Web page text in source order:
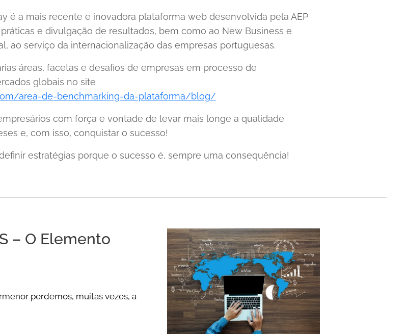
é a mais recente e inovadora plataforma web desenvolvida pela AEP
e divulgação de resultados, bem como ao New Business e
ao serviço da internacionalização das empresas portuguesas.
áreas, facetas e desafios de empresas em processo de
globais no site
area-de-benchmarking-da-plataforma/blog/
com força e vontade de levar mais longe a qualidade
e, com isso, conquistar o sucesso!
estratégias porque o sucesso é, sempre uma consequência!
– O Elemento
perdemos, muitas vezes, a